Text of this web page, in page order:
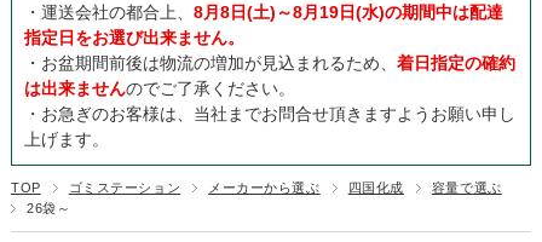
・運送会社の都合上、 8月8日(土)～8月19日(水)の期間中は配達
指定日をお選び出来ません。
・お盆期間前後は物流の増加が見込まれるため、 着日指定の確約
は出来ませんのでご了承ください。
・お急ぎのお客様は、当社までお問合せ頂きますようお願い申し
上げます。
TOP ゴミステーション メーカーから選ぶ 四国化成
容量で選ぶ
26袋～